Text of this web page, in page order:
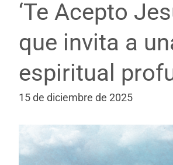
‘Te Acepto
que invita a
espiritual
15 de diciembre de 2025